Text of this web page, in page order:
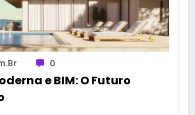
0
e BIM: O Futuro